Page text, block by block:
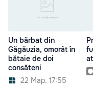
Un bărbat din
Găgăuzia, omorât în
bătaie de doi
consăteni
22 Мар. 17:55